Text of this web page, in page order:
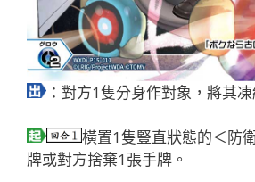
：對方1隻分身作對象，將其凍
橫置1隻豎直狀態的＜防
牌或對方捨棄1張手牌。